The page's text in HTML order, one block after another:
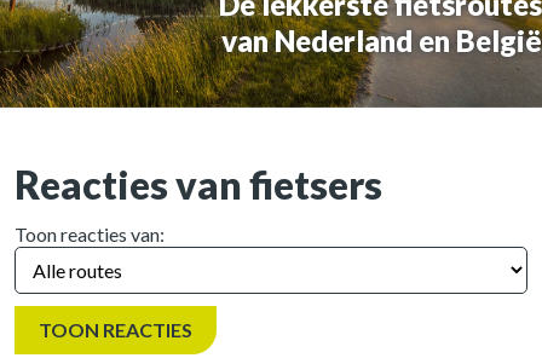
van Nederland en België
Reacties van fietsers
Toon reacties van: